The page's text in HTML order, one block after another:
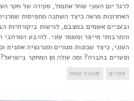
לרגל יום העוני שחל אתמול, סקירה של חקר
האחרונות מראה כיצד השתנה מתפיסות
ובעניים אשמים במצבם, לגישות ביקורתיות
והתרבותי מייצר ומשמר עוני. להיבט
העוני, כיצד שכונות מגורים וסגרגציה אתנית
ופערים בחברה? ומה עולה מן המחקר בישראל?
ספרים תגובה אחת